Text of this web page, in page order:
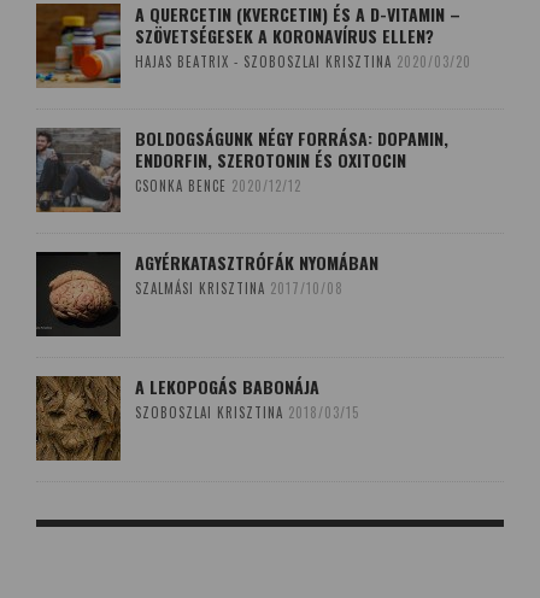
A QUERCETIN (KVERCETIN) ÉS A D-VITAMIN –
SZÖVETSÉGESEK A KORONAVÍRUS ELLEN?
HAJAS BEATRIX - SZOBOSZLAI KRISZTINA 2020/03/20
BOLDOGSÁGUNK NÉGY FORRÁSA: DOPAMIN,
ENDORFIN, SZEROTONIN ÉS OXITOCIN
CSONKA BENCE 2020/12/12
AGYÉRKATASZTRÓFÁK NYOMÁBAN
SZALMÁSI KRISZTINA 2017/10/08
A LEKOPOGÁS BABONÁJA
SZOBOSZLAI KRISZTINA 2018/03/15